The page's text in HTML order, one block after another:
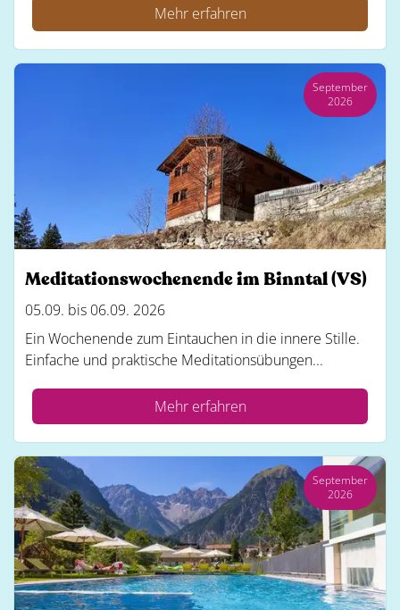
Mehr erfahren
September
2026
Meditationswochenende im Binntal (VS)
05.09. bis 06.09. 2026
Ein Wochenende zum Eintauchen in die innere Stille.
Einfache und praktische Meditationsübungen...
Mehr erfahren
September
2026